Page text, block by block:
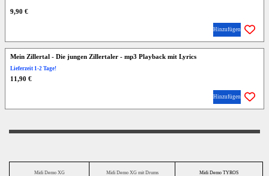
9,90 €
Hinzufügen
Mein Zillertal - Die jungen Zillertaler - mp3 Playback mit Lyrics
Lieferzeit 1-2 Tage!
11,90 €
Hinzufügen
Midi Demo XG Midi Demo XG mit Drums Midi Demo TYROS